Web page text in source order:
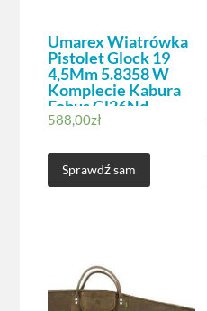
Umarex Wiatrówka
Pistolet Glock 19
4,5Mm 5.8358 W
Komplecie Kabura
Fobus Gl26Nd
588,00zł
Sprawdź sam